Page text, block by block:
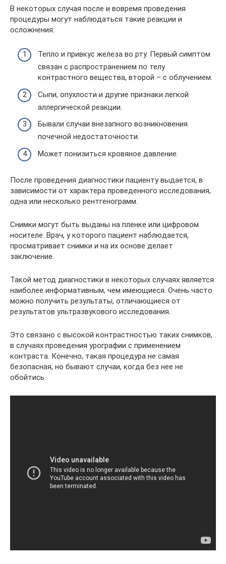
В некоторых случая после и вовремя проведения
процедуры могут наблюдаться такие реакции и
осложнения:
Тепло и привкус железа во рту. Первый симптом
связан с распространением по телу
контрастного вещества, второй – с облучением.
Сыпи, опухлости и другие признаки легкой
аллергической реакции.
Бывали случаи внезапного возникновения
почечной недостаточности.
Может понизиться кровяное давление.
После проведения диагностики пациенту выдается, в
зависимости от характера проведенного исследования,
одна или несколько рентгенограмм.
Снимки могут быть выданы на пленке или цифровом
носителе. Врач, у которого пациент наблюдается,
просматривает снимки и на их основе делает
заключение.
Такой метод диагностики в некоторых случаях является
наиболее информативным, чем имеющиеся. Очень часто
можно получить результаты, отличающиеся от
результатов ультразвукового исследования.
Это связано с высокой контрастностью таких снимков,
в случаях проведения урографии с применением
контраста. Конечно, такая процедура не самая
безопасная, но бывают случаи, когда без нее не
обойтись.